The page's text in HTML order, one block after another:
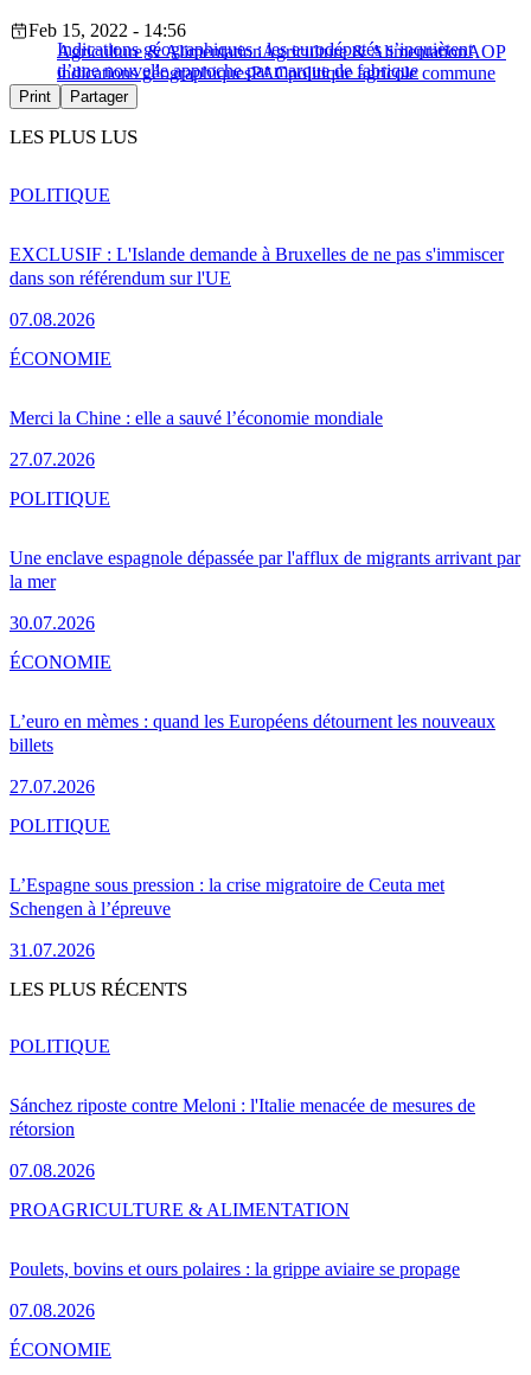
Indications géographiques : les eurodéputés s’inquiètent
d’une nouvelle approche par marque de fabrique
Feb 15, 2022 - 14:56
Agriculture & AlimentationAgriculture & AlimentationAOP
indications géographiquesPACpolitique agricole commune
Print Partager
LES PLUS LUS
EXCLUSIF : L'Islande demande à Bruxelles de ne pas s'immiscer
dans son référendum sur l'UE
07.08.2026
POLITIQUE
Merci la Chine : elle a sauvé l’économie mondiale
27.07.2026
ÉCONOMIE
Une enclave espagnole dépassée par l'afflux de migrants arrivant par
la mer
30.07.2026
POLITIQUE
L’euro en mèmes : quand les Européens détournent les nouveaux
billets
27.07.2026
ÉCONOMIE
L’Espagne sous pression : la crise migratoire de Ceuta met
Schengen à l’épreuve
31.07.2026
POLITIQUE
LES PLUS RÉCENTS
Sánchez riposte contre Meloni : l'Italie menacée de mesures de
rétorsion
07.08.2026
POLITIQUE
Poulets, bovins et ours polaires : la grippe aviaire se propage
07.08.2026
PROAGRICULTURE & ALIMENTATION
ÉCONOMIE